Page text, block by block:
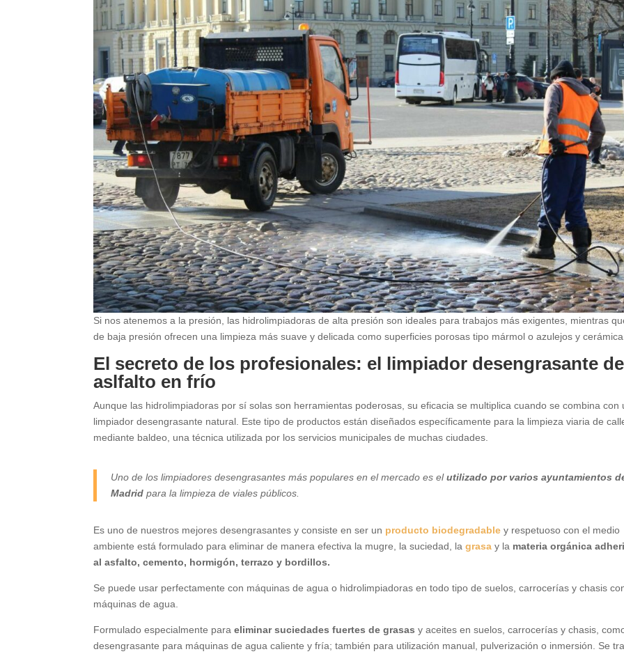
Si nos atenemos a la presión, las hidrolimpiadoras de alta presión son ideales para trabajos más exigentes, mientras
de baja presión ofrecen una limpieza más suave y delicada como superficies porosas tipo mármol o azulejos y cerámica.
El secreto de los profesionales: el limpiador desengrasante de
aslfalto en frío
Aunque las hidrolimpiadoras por sí solas son herramientas poderosas, su eficacia se multiplica cuando se combina con
limpiador desengrasante natural. Este tipo de productos están diseñados específicamente para la limpieza viaria de
mediante baldeo, una técnica utilizada por los servicios municipales de muchas ciudades.
Uno de los limpiadores desengrasantes más populares en el mercado es elutilizado por varios ayuntamientos
Madridpara la limpieza de viales públicos.
Es uno de nuestros mejores desengrasantes y consiste en ser un producto biodegradable y respetuoso con el medio
ambiente está formulado para eliminar de manera efectiva la mugre, la suciedad, lagrasay la materia orgánica
al asfalto, cemento, hormigón, terrazo y bordillos.
Se puede usar perfectamente con máquinas de agua o hidrolimpiadoras en todo tipo de suelos, carrocerías y chasis
máquinas de agua.
Formulado especialmente paraeliminar suciedades fuertes de grasas y aceites en suelos, carrocerías y chasis,
desengrasante para máquinas de agua caliente y fría; también para utilización manual, pulverización o inmersión. Se